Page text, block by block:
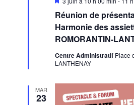
Réunion de
Harmonie des
ROMORANTIN-
avant
Centre Administratif Place
LANTHENAY
MAR
23